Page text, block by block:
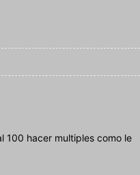
100 hacer multiples como le